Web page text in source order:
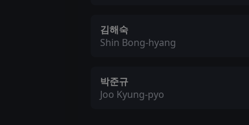
김해숙
Shin Bong-hyang
박준규
Joo Kyung-pyo